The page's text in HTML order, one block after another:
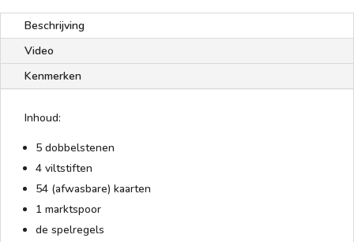
Beschrijving
Video
Kenmerken
Inhoud:
5 dobbelstenen
4 viltstiften
54 (afwasbare) kaarten
1 marktspoor
de spelregels